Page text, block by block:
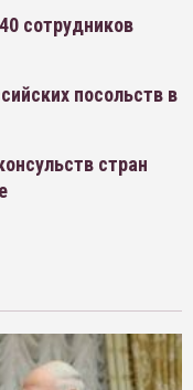
сотрудников
посольств в
стран